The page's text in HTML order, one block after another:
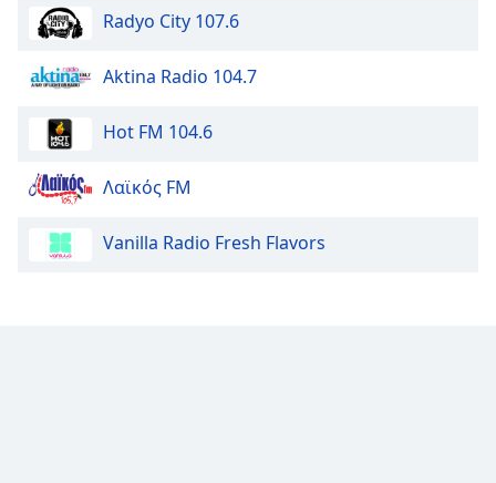
dialog
window.
Radyo City 107.6
Aktina Radio 104.7
Hot FM 104.6
Λαϊκός FM
Vanilla Radio Fresh Flavors